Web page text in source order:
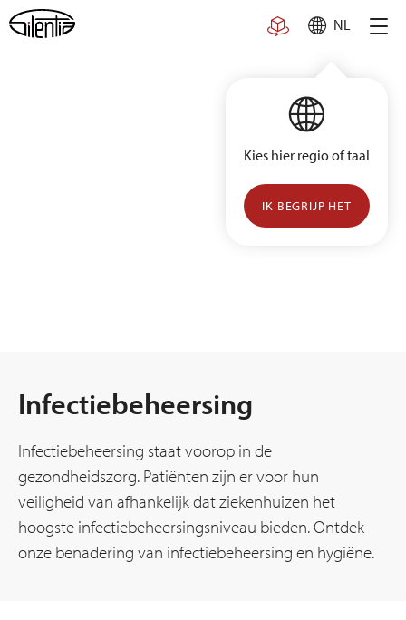
Skip
to
NL
Kies hier regio of taal
IK BEGRIJP HET
Infectiebeheersing
Infectiebeheersing staat voorop in de
gezondheidszorg. Patiënten zijn er voor hun
veiligheid van afhankelijk dat ziekenhuizen het
hoogste infectiebeheersingsniveau bieden. Ontdek
onze benadering van infectiebeheersing en hygiëne.